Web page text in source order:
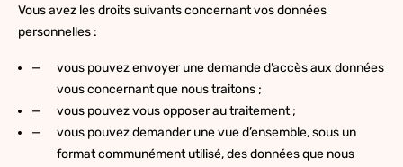
Vous avez les droits suivants concernant vos données
personnelles :
vous pouvez envoyer une demande d’accès aux données
vous concernant que nous traitons ;
vous pouvez vous opposer au traitement ;
vous pouvez demander une vue d’ensemble, sous un
format communément utilisé, des données que nous